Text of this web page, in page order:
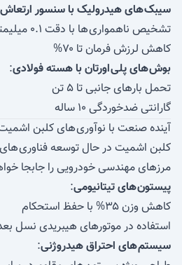
سیبک های هیدرولیک با سنسور ارتعاش
تشخیص ناهمواری ها با دقت ۰.۱ میلیمتر
کاهش لرزش فرمان تا ۷۰%
بوش های پلی اورتان با هسته فولادی:
تحمل بارهای جانبی تا ۵ تن
گارانتی ضدخوردگی ۱۰ ساله
آینده صنعت با نوآوری های کلبن
کلبن اشمیت در حال توسعه فناوری
مرزهای مهندسی خودرویی را جابجا
پیستون های تیتانیومی:
کاهش وزن ۳۵% با حفظ استحکام
استفاده در موتورهای هیبریدی نسل
سیستم های احتراق هیدروژنی: